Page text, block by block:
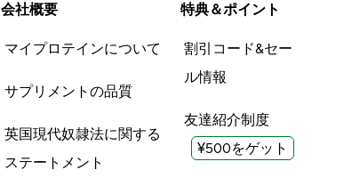
会社概要
マイプロテインについて
サプリメントの品質
英国現代奴隷法に関する
ステートメント
特典＆ポイント
割引コード&セー
ル情報
友達紹介制度
¥500をゲット